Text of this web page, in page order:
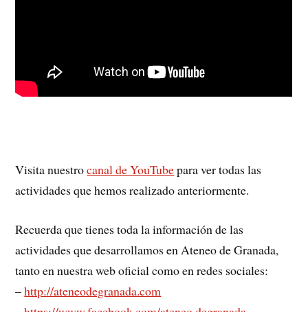
Visita nuestrocanal de YouTubepara ver todas las
actividades que hemos realizado anteriormente.
Recuerda que tienes toda la información de las
actividades que desarrollamos en Ateneo de Granada,
tanto en nuestra web oficial como en redes sociales:
–http://ateneodegranada.com